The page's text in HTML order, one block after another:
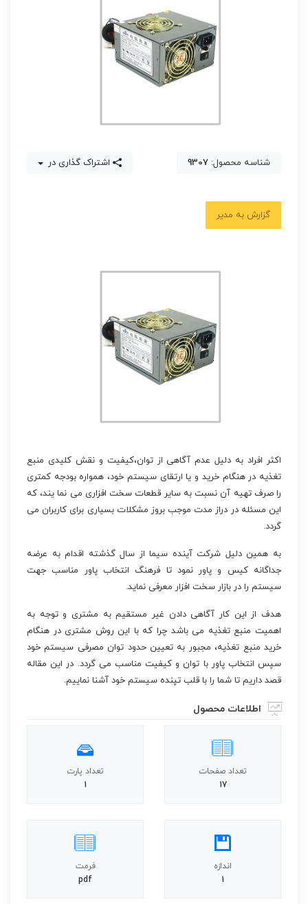
شناسه محصول: 9307 اشتراک گذاری در
گزارش به مدیر
اکثر افراد به دلیل عدم آگاهی از توان،کیفیت و نقش کلیدی منبع
تغذیه در هنگام خرید و یا ارتقای سیستم خود، همواره بودجه کمتری
را صرف تهیه آن نسبت به سایر قطعات سخت افزاری می نما یند، که
این مسئله در دراز مدت موجب بروز مشکلات بسیاری برای کاربران می
گردد.
به همین دلیل شرکت آینده سیما از سال گذشته اقدام به عرضه
جداگانه کیس و پاور نمود تا فرهنگ انتخاب پاور مناسب جهت
سیستم را در بازار سخت افزار معرفی نماید.
هدف از این کار آگاهی دادن غیر مستقیم به مشتری و توجه به
اهمیت منبع تغذیه می باشد چرا که با این روش مشتری در هنگام
خرید منبع تغذیه، مجبور به تعیین حدود توان مصرفی سیستم خود
سپس انتخاب پاور با توان و کیفیت مناسب می گردد. در این مقاله
قصد داریم تا شما را با قلب تپنده سیستم خود آشنا نماییم.
اطلاعات محصول
تعداد صفحات
17
تعداد پارت
1
اندازه
1
فرمت
pdf